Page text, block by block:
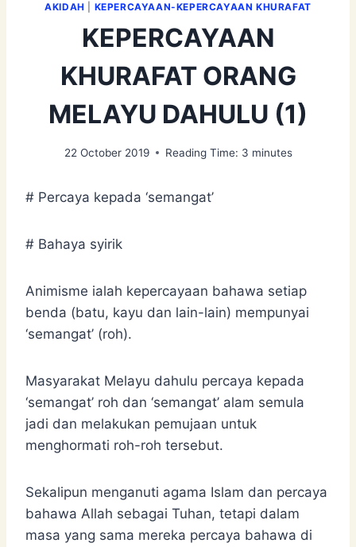
AKIDAH KEPERCAYAAN-KEPERCAYAAN KHURAFAT
KEPERCAYAAN
KHURAFAT ORANG
MELAYU DAHULU (1)
22 October 2019 Reading Time: 3 minutes
# Percaya kepada ‘semangat’
# Bahaya syirik
Animisme ialah kepercayaan bahawa setiap
benda (batu, kayu dan lain-lain) mempunyai
‘semangat’ (roh).
Masyarakat Melayu dahulu percaya kepada
‘semangat’ roh dan ‘semangat’ alam semula
jadi dan melakukan pemujaan untuk
menghormati roh-roh tersebut.
Sekalipun menganuti agama Islam dan percaya
bahawa Allah sebagai Tuhan, tetapi dalam
masa yang sama mereka percaya bahawa di